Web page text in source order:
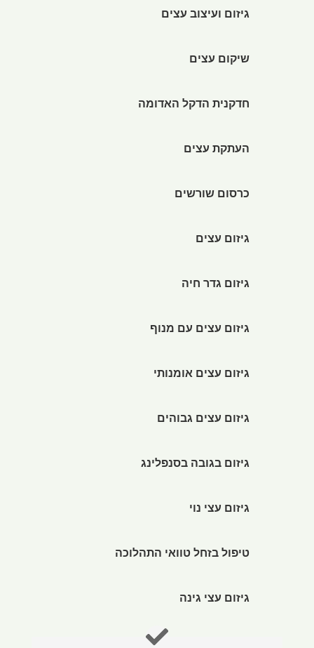
גיזום ועיצוב עצים
שיקום עצים
חדקנית הדקל האדומה
העתקת עצים
כרסום שורשים
גיזום עצים
גיזום גדר חיה
גיזום עצים עם מנוף
גיזום עצים אומנותי
גיזום עצים גבוהים
גיזום בגובה בסנפלינג
גיזום עצי נוי
טיפול בזחל טוואי התהלוכה
גיזום עצי גינה